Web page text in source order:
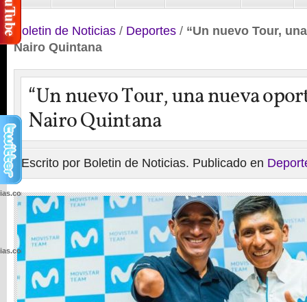
Boletin de Noticias / Deportes / “Un nuevo Tour,
Nairo Quintana
“Un nuevo Tour, una nueva
Nairo Quintana
Escrito por Boletin de Noticias. Publicado en
wp-
wp-